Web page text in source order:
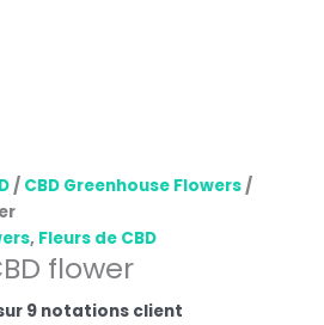
/ CBD Greenhouse Flowers /
, Fleurs de CBD
flower
9 notations client